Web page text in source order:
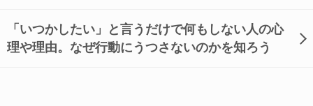
「いつかしたい」と言うだけで何もしない人の心
理や理由。なぜ行動にうつさないのかを知ろう